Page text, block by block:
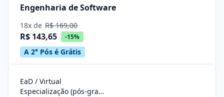
Engenharia de Software
18x de R$ 169,00
R$ 143,65 -15%
A 2° Pós é Grátis
EaD / Virtual
Especialização (pós-graduação)